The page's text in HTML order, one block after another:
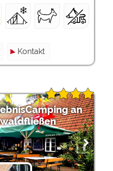
Kontakt
an